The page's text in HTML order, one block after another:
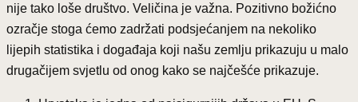
nije tako loše društvo. Veličina je važna. Pozitivno božićno
ozračje stoga ćemo zadržati podsjećanjem na nekoliko
lijepih statistika i događaja koji našu zemlju prikazuju u malo
drugačijem svjetlu od onog kako se najčešće prikazuje.